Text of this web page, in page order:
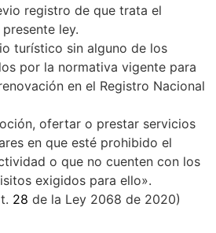
registro de que trata el
ley.
turístico sin alguno de los
por la normativa vigente para
en el Registro Nacional
ofertar o prestar servicios
en que esté prohibido el
o que no cuenten con los
exigidos para ello».
28 de la Ley 2068 de 2020)